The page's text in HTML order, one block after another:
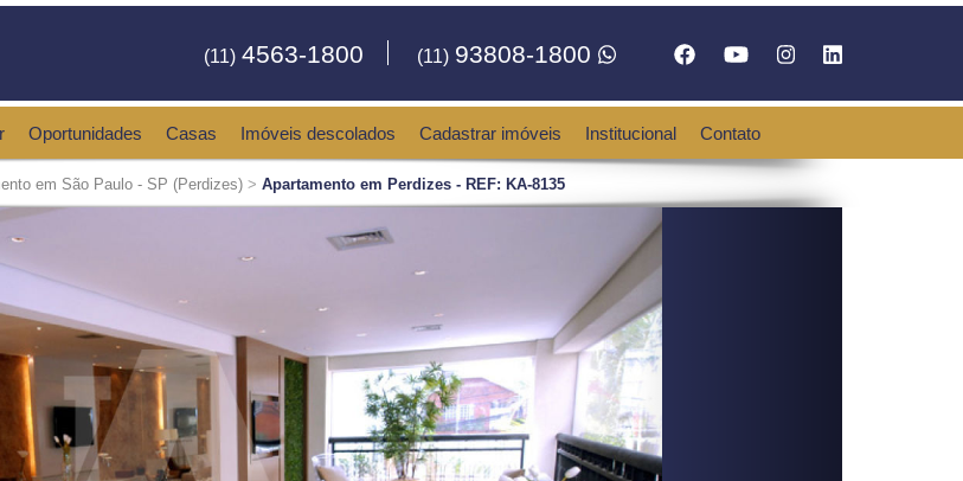
(11) 4563-1800 (11) 93808-1800
Oportunidades Casas Imóveis descolados Cadastrar imóveis Institucional Contato
em São Paulo - SP (Perdizes) > Apartamento em Perdizes - REF: KA-8135